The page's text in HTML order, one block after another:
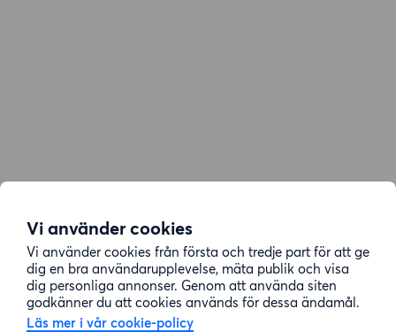
Vi använder cookies
Vi använder cookies från första och tredje part för att ge
dig en bra användarupplevelse, mäta publik och visa
dig personliga annonser. Genom att använda siten
godkänner du att cookies används för dessa ändamål.
Läs mer i vår cookie-policy